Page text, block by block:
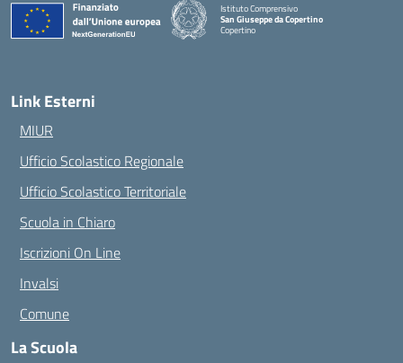
Istituto Comprensivo
San Giuseppe da Copertino
Copertino
— Visita la pagina iniziale della scuola
Link Esterni
MIUR
Ufficio Scolastico Regionale
Ufficio Scolastico Territoriale
Scuola in Chiaro
Iscrizioni On Line
Invalsi
Comune
La Scuola